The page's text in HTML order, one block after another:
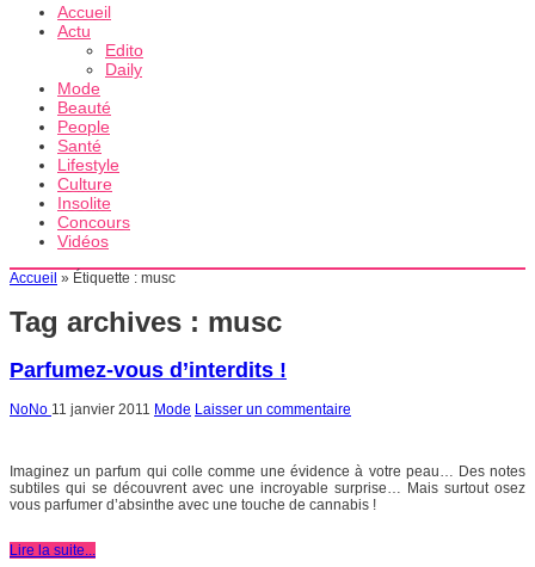
Accueil
Actu
Edito
Daily
Mode
Beauté
People
Santé
Lifestyle
Culture
Insolite
Concours
Vidéos
Accueil » Étiquette : musc
Tag archives : musc
Parfumez-vous d’interdits !
NoNo 11 janvier 2011 Mode Laisser un commentaire
Imaginez un parfum qui colle comme une évidence à votre peau… Des notes
subtiles qui se découvrent avec une incroyable surprise… Mais surtout osez
vous parfumer d’absinthe avec une touche de cannabis !
Lire la suite...